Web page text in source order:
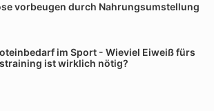
vorbeugen durch Nahrungsumstellung
im Sport - Wieviel Eiweiß fürs
ist wirklich nötig?